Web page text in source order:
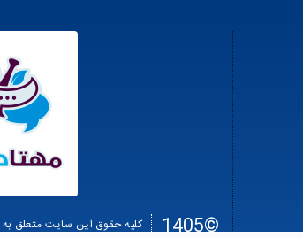
©1405 کلیه حقوق این سایت متعلق به